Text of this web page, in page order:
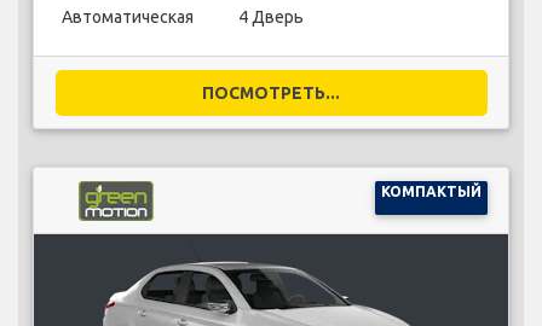
Автоматическая 4 Дверь
ПОСМОТРЕТЬ...
КОМПАКТЫЙ